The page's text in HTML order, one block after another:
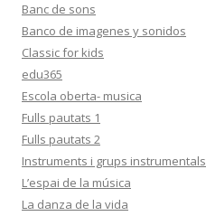
Banc de sons
Banco de imagenes y sonidos
Classic for kids
edu365
Escola oberta- musica
Fulls pautats 1
Fulls pautats 2
Instruments i grups instrumentals
L’espai de la música
La danza de la vida